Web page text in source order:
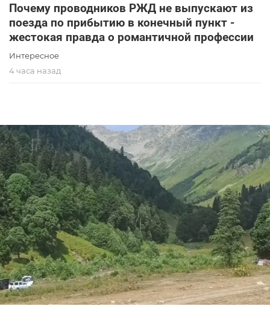
Почему проводников РЖД не выпускают из
поезда по прибытию в конечный пункт -
жестокая правда о романтичной профессии
Интересное
4 часа назад